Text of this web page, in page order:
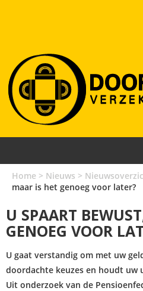
Home > Nieuws >
maar is het genoeg voor later?
U SPAART
GENOEG VOOR
U gaat verstandig om met uw
doordachte keuzes en houdt uw
Uit onderzoek van de